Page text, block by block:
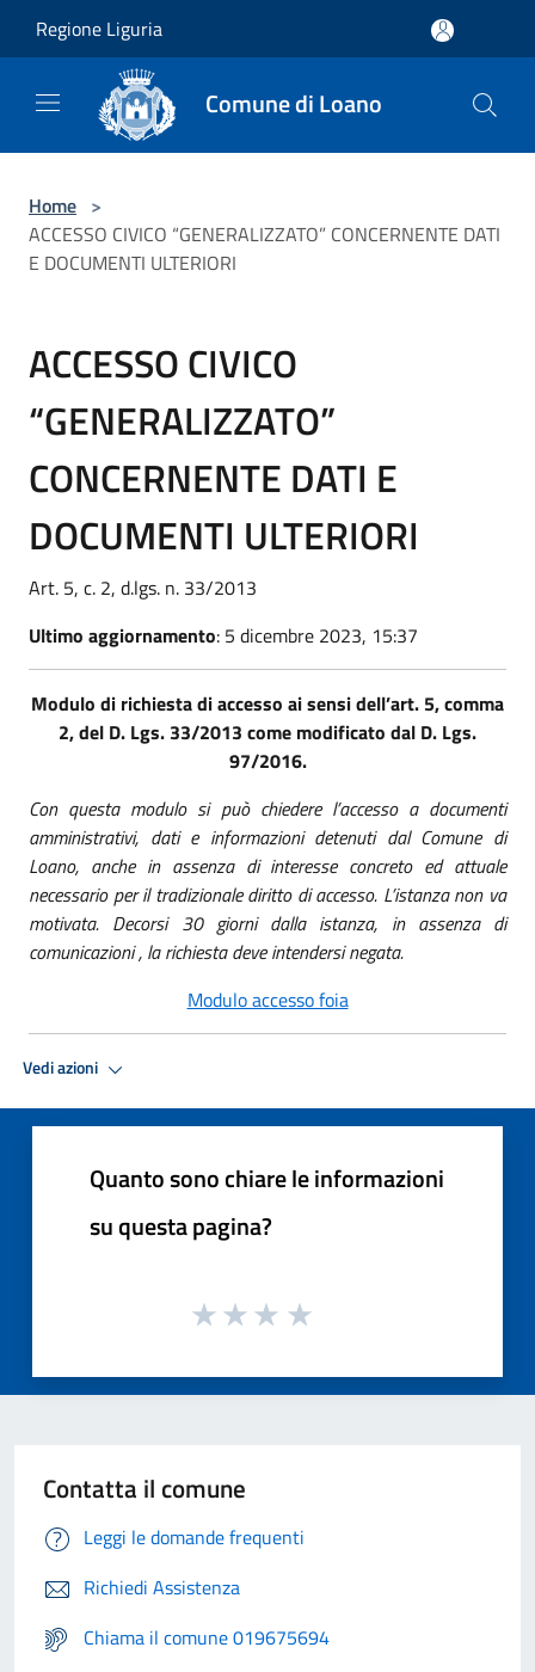
Regione Liguria
Comune di Loano
Home >
ACCESSO CIVICO “GENERALIZZATO” CONCERNENTE DATI
E DOCUMENTI ULTERIORI
ACCESSO CIVICO
“GENERALIZZATO”
CONCERNENTE DATI E
DOCUMENTI ULTERIORI
Art. 5, c. 2, d.lgs. n. 33/2013
Ultimo aggiornamento: 5 dicembre 2023, 15:37
Modulo di richiesta di accesso ai sensi dell’art. 5, comma
2, del D. Lgs. 33/2013 come modificato dal D. Lgs.
97/2016.
Con questa modulo si può chiedere l’accesso a documenti
amministrativi, dati e informazioni detenuti dal Comune di
Loano, anche in assenza di interesse concreto ed attuale
necessario per il tradizionale diritto di accesso. L’istanza non va
motivata. Decorsi 30 giorni dalla istanza, in assenza di
comunicazioni , la richiesta deve intendersi negata.
Modulo accesso foia
Vedi azioni
Quanto sono chiare le informazioni
su questa pagina?
Contatta il comune
Leggi le domande frequenti
Richiedi Assistenza
Chiama il comune 019675694